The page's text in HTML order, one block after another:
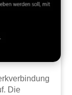
Die